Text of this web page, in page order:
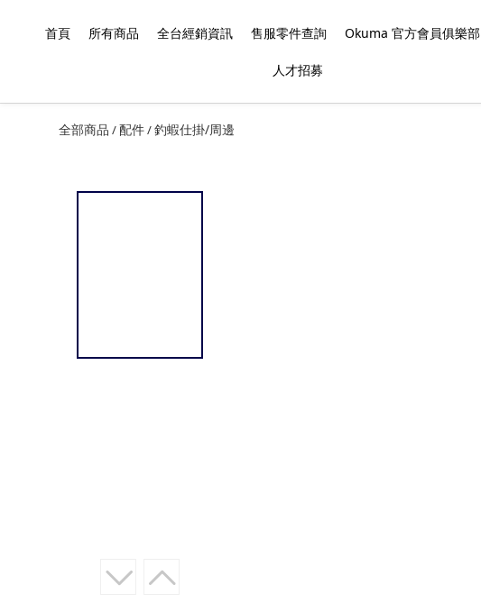
首頁 所有商品 全台經銷資訊 售服零件查詢 Okuma 官方會員俱樂部
人才招募
全部商品 /配件/釣蝦仕掛/周邊